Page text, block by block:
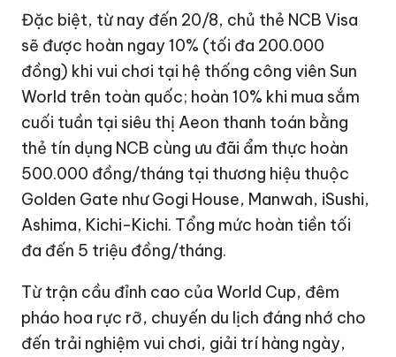
Đặc biệt, từ nay đến 20/8, chủ thẻ NCB Visa
sẽ được hoàn ngay 10% (tối đa 200.000
đồng) khi vui chơi tại hệ thống công viên Sun
World trên toàn quốc; hoàn 10% khi mua sắm
cuối tuần tại siêu thị Aeon thanh toán bằng
thẻ tín dụng NCB cùng ưu đãi ẩm thực hoàn
500.000 đồng/tháng tại thương hiệu thuộc
Golden Gate như Gogi House, Manwah, iSushi,
Ashima, Kichi-Kichi. Tổng mức hoàn tiền tối
đa đến 5 triệu đồng/tháng.
Từ trận cầu đỉnh cao của World Cup, đêm
pháo hoa rực rỡ, chuyến du lịch đáng nhớ cho
đến trải nghiệm vui chơi, giải trí hàng ngày,